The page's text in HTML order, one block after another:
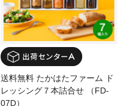
送料無料 たかはたファーム ド
レッシング７本詰合せ （FD-
07D）